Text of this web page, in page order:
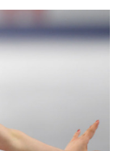
その他